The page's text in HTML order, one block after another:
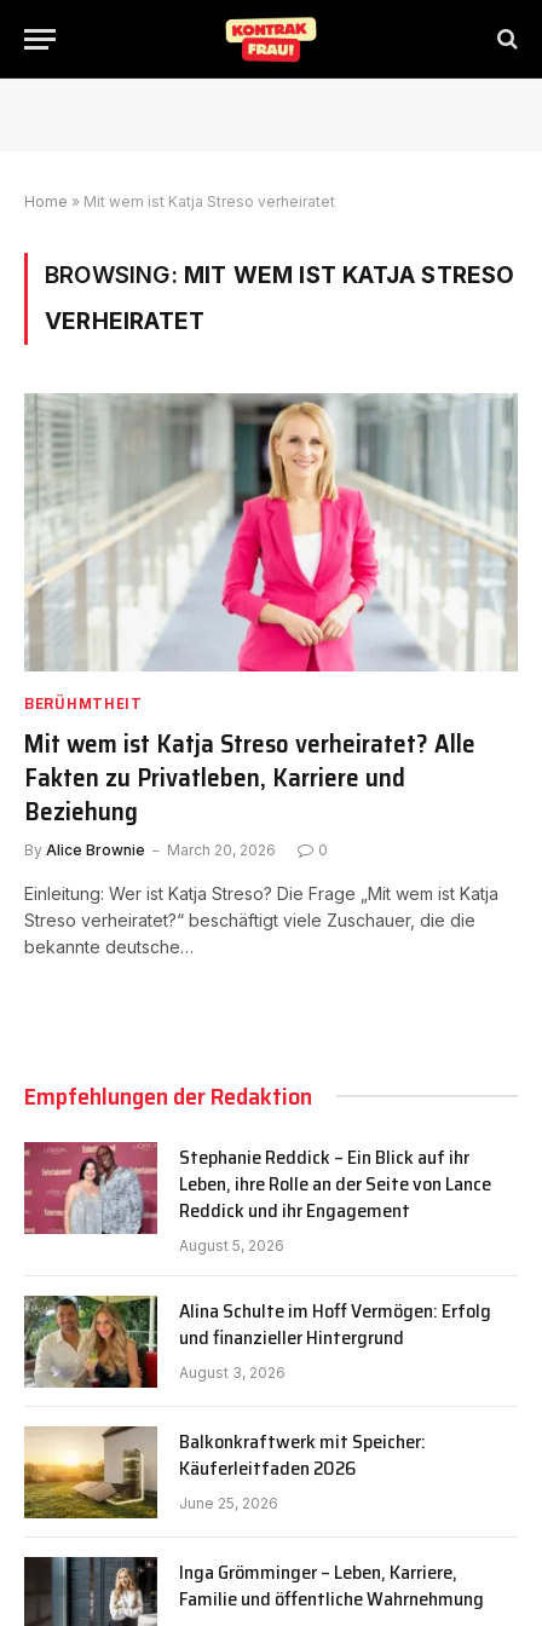
Home » Mit wem ist Katja Streso verheiratet
BROWSING: MIT WEM IST KATJA STRESO
VERHEIRATET
BERÜHMTHEIT
Mit wem ist Katja Streso verheiratet? Alle
Fakten zu Privatleben, Karriere und
Beziehung
By Alice Brownie March 20, 2026 0
Einleitung: Wer ist Katja Streso? Die Frage „Mit wem ist Katja
Streso verheiratet?“ beschäftigt viele Zuschauer, die die
bekannte deutsche…
Empfehlungen der Redaktion
Stephanie Reddick – Ein Blick auf ihr
Leben, ihre Rolle an der Seite von Lance
Reddick und ihr Engagement
August 5, 2026
Alina Schulte im Hoff Vermögen: Erfolg
und finanzieller Hintergrund
August 3, 2026
Balkonkraftwerk mit Speicher:
Käuferleitfaden 2026
June 25, 2026
Inga Grömminger – Leben, Karriere,
Familie und öffentliche Wahrnehmung